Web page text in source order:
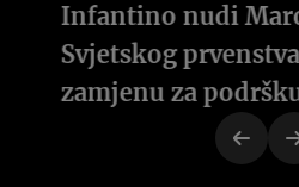
Infantino nudi
Svjetskog
zamjenu za